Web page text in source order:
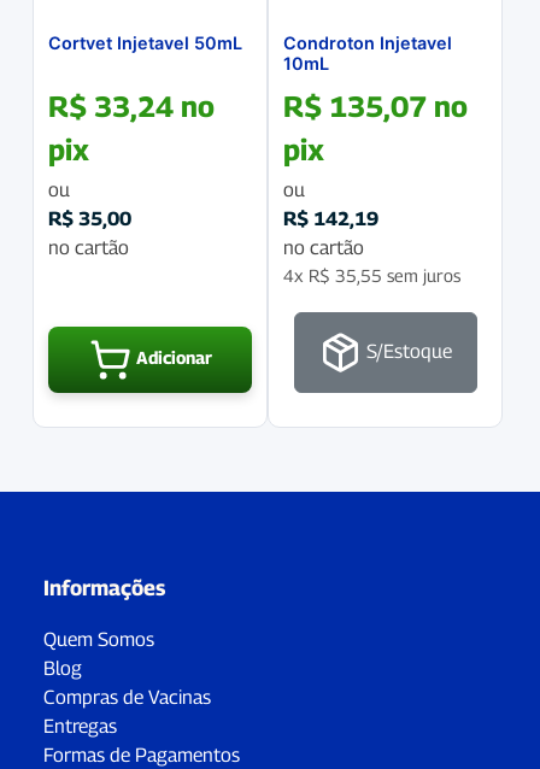
Cortvet Injetavel 50mL
R$ 33,24 no
pix
ou
R$ 35,00
no cartão
Adicionar
Condroton Injetavel
10mL
R$ 135,07 no
pix
ou
R$ 142,19
no cartão
4x R$ 35,55 sem juros
S/Estoque
Informações
Quem Somos
Blog
Compras de Vacinas
Entregas
Formas de Pagamentos